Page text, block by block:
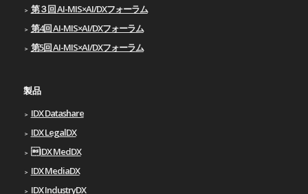
第３回 AI-MIS×AI/DXフォーラム
第4回 AI-MIS×AI/DXフォーラム
第5回 AI-MIS×AI/DXフォーラム
製品
IDX Datashare
IDX LegalDX
IDX MedDX
IDX MediaDX
IDX IndustryDX